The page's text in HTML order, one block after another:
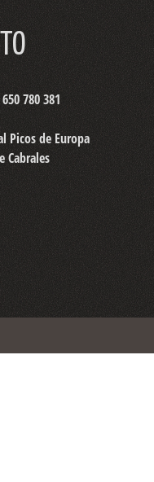
780 381
Picos de Europa
Cabrales